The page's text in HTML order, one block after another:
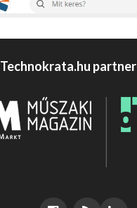
Technokrata.hu